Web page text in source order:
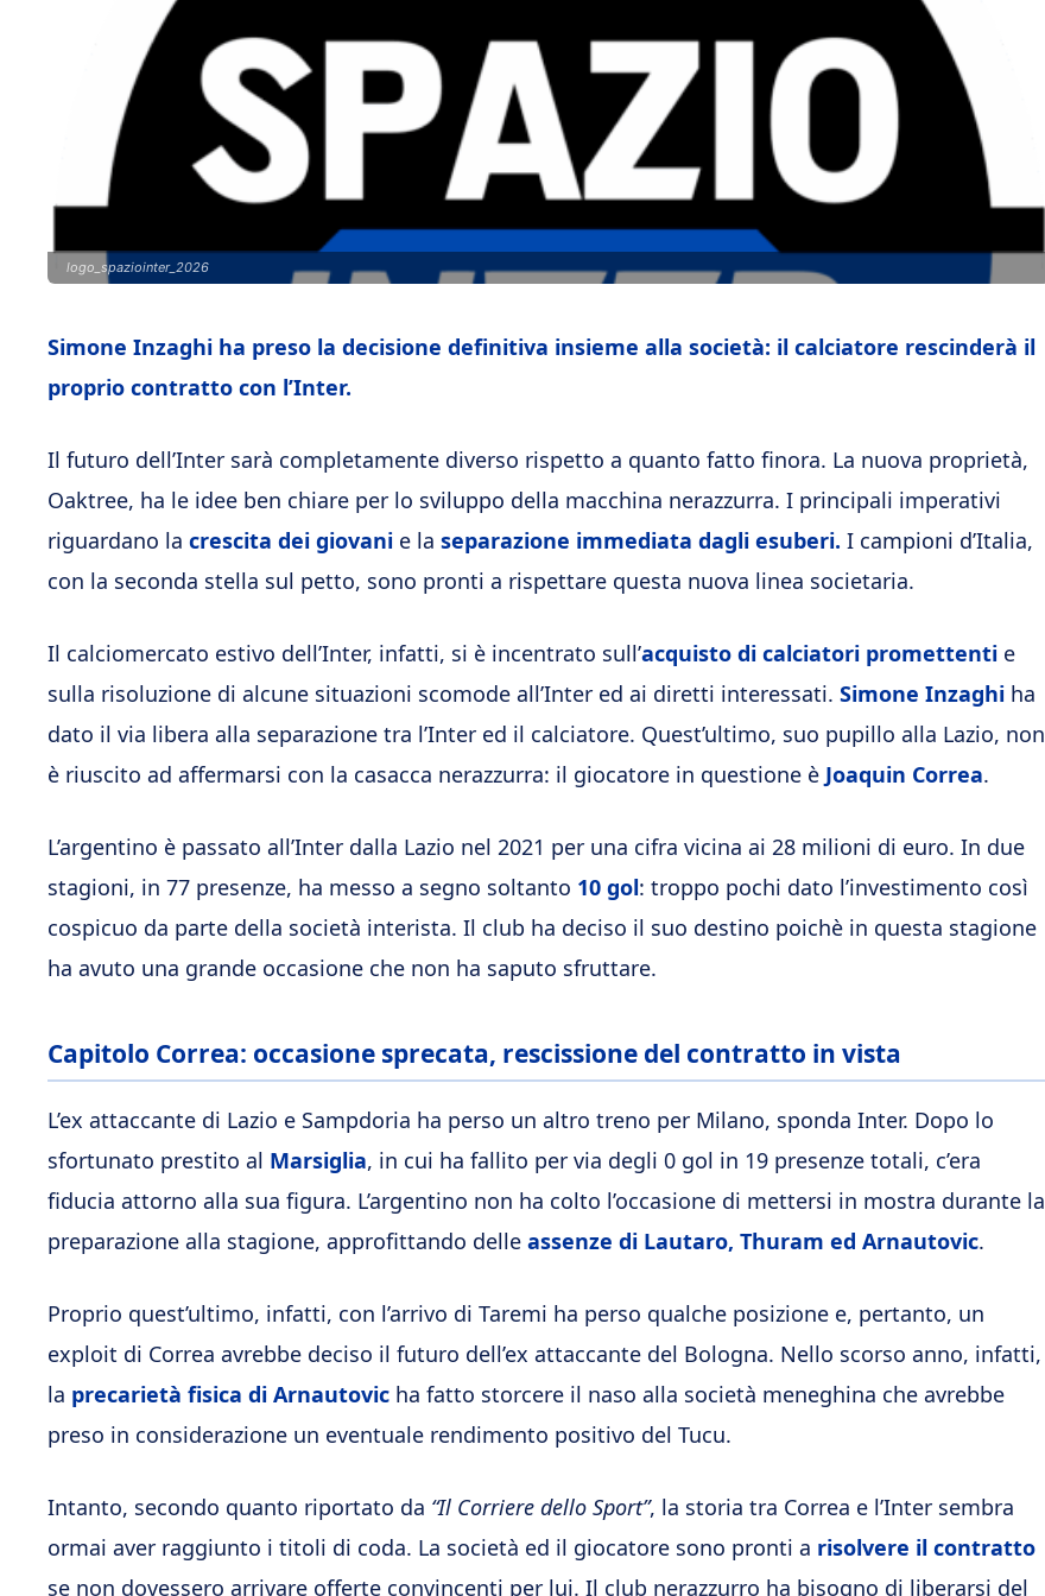
logo_spaziointer_2026
Simone Inzaghi ha preso la decisione definitiva insieme alla società: il calciatore rescinderà il
proprio contratto con l’Inter.
Il futuro dell’Inter sarà completamente diverso rispetto a quanto fatto finora. La nuova proprietà,
Oaktree, ha le idee ben chiare per lo sviluppo della macchina nerazzurra. I principali imperativi
riguardano la crescita dei giovani e la separazione immediata dagli esuberi. I campioni d’Italia,
con la seconda stella sul petto, sono pronti a rispettare questa nuova linea societaria.
Il calciomercato estivo dell’Inter, infatti, si è incentrato sull’acquisto di calciatori promettenti e
sulla risoluzione di alcune situazioni scomode all’Inter ed ai diretti interessati. Simone Inzaghi ha
dato il via libera alla separazione tra l’Inter ed il calciatore. Quest’ultimo, suo pupillo alla Lazio, non
è riuscito ad affermarsi con la casacca nerazzurra: il giocatore in questione è Joaquin Correa.
L’argentino è passato all’Inter dalla Lazio nel 2021 per una cifra vicina ai 28 milioni di euro. In due
stagioni, in 77 presenze, ha messo a segno soltanto 10 gol: troppo pochi dato l’investimento così
cospicuo da parte della società interista. Il club ha deciso il suo destino poichè in questa stagione
ha avuto una grande occasione che non ha saputo sfruttare.
Capitolo Correa: occasione sprecata, rescissione del contratto in vista
L’ex attaccante di Lazio e Sampdoria ha perso un altro treno per Milano, sponda Inter. Dopo lo
sfortunato prestito al Marsiglia, in cui ha fallito per via degli 0 gol in 19 presenze totali, c’era
fiducia attorno alla sua figura. L’argentino non ha colto l’occasione di mettersi in mostra durante la
preparazione alla stagione, approfittando delle assenze di Lautaro, Thuram ed Arnautovic.
Proprio quest’ultimo, infatti, con l’arrivo di Taremi ha perso qualche posizione e, pertanto, un
exploit di Correa avrebbe deciso il futuro dell’ex attaccante del Bologna. Nello scorso anno, infatti,
la precarietà fisica di Arnautovic ha fatto storcere il naso alla società meneghina che avrebbe
preso in considerazione un eventuale rendimento positivo del Tucu.
Intanto, secondo quanto riportato da “Il Corriere dello Sport”, la storia tra Correa e l’Inter sembra
ormai aver raggiunto i titoli di coda. La società ed il giocatore sono pronti a risolvere il contratto
se non dovessero arrivare offerte convincenti per lui. Il club nerazzurro ha bisogno di liberarsi del